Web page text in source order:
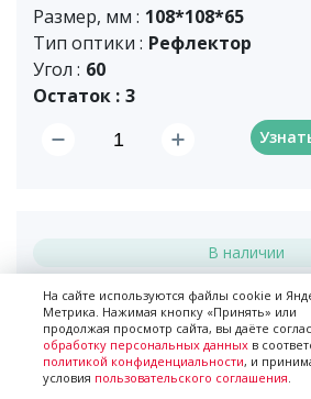
Размер, мм : 108*108*65
Тип оптики : Рефлектор
Угол : 60
Остаток : 3
В наличии
На сайте используются файлы cookie и
Метрика. Нажимая кнопку «Принять» или
продолжая просмотр сайта, вы даёте
обработку персональных данных в
политикой конфиденциальности, и
условия пользовательского соглашения.